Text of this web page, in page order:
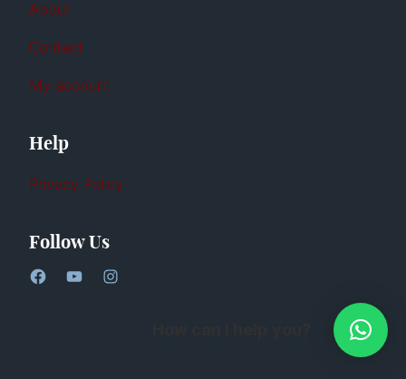
About
Contact
My account
Help
Privacy Policy
Follow Us